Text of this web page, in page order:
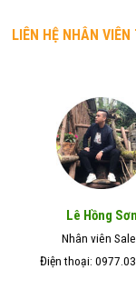
LIÊN HỆ NHÂN
Lê Hồng Sơn
Nhân viên
Điện thoại: